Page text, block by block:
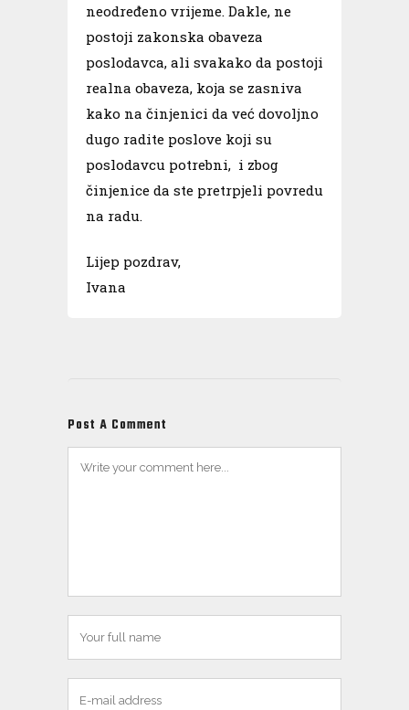
neodređeno vrijeme. Dakle, ne
postoji zakonska obaveza
poslodavca, ali svakako da postoji
realna obaveza, koja se zasniva
kako na činjenici da već dovoljno
dugo radite poslove koji su
poslodavcu potrebni, i zbog
činjenice da ste pretrpjeli povredu
na radu.
Lijep pozdrav,
Ivana
Post A Comment